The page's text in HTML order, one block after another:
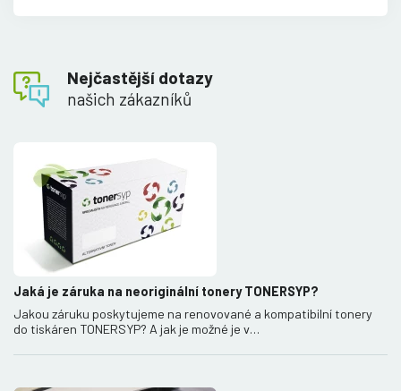
Nejčastější dotazy
našich zákazníků
Jaká je záruka na neoriginální tonery TONERSYP?
Jakou záruku poskytujeme na renovované a kompatibilní tonery
do tiskáren TONERSYP? A jak je možné je v…